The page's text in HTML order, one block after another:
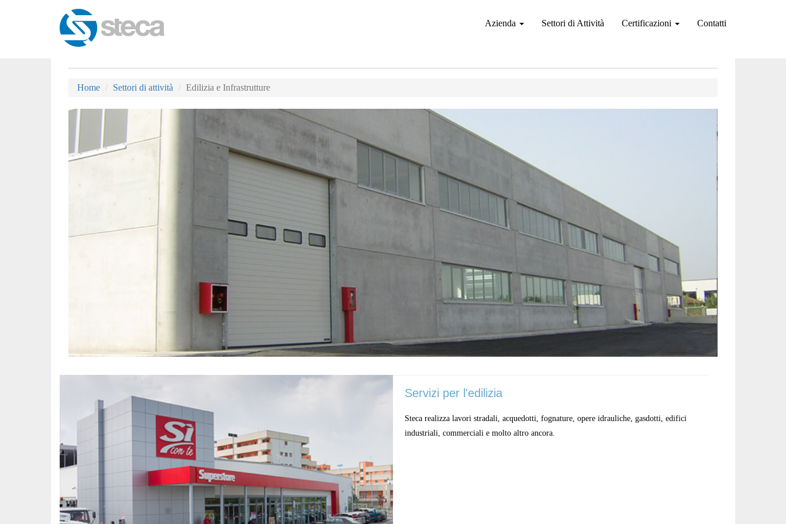
Azienda Settori di Attività Certificazioni Contatti
Home Settori di attività Edilizia e Infrastrutture
Servizi per l'edilizia
Steca realizza lavori stradali, acquedotti, fognature, opere idrauliche, gasdotti, edifici
industriali, commerciali e molto altro ancora.